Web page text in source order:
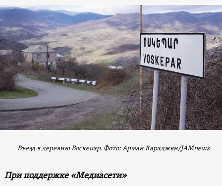
Въезд в деревню Воскепар. Фото: Арман Караджян/JAMnews
При поддержкe «Медиасети»